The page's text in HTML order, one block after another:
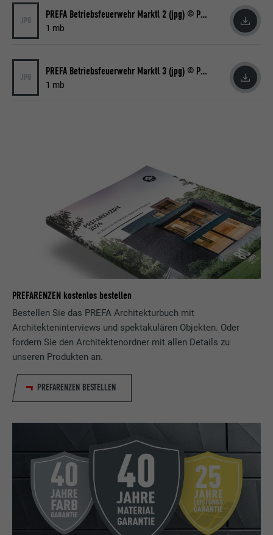
JPG PREFA Betriebsfeuerwehr Marktl 2 (jpg) © PREFA | Croce & Wir
1 mb
JPG PREFA Betriebsfeuerwehr Marktl 3 (jpg) © PREFA | Croce & Wir
1 mb
PREFARENZEN kostenlos bestellen
Bestellen Sie das PREFA Architekturbuch mit
Architekteninterviews und spektakulären Objekten. Oder
fordern Sie den Architektenordner mit allen Details zu
unseren Produkten an.
PREFARENZEN BESTELLEN